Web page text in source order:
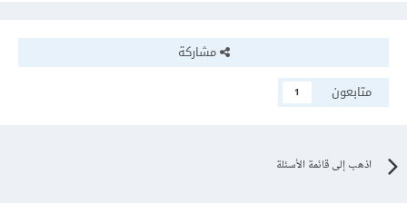
مشاركة
متابعون
1
اذهب إلى قائمة الأسئلة